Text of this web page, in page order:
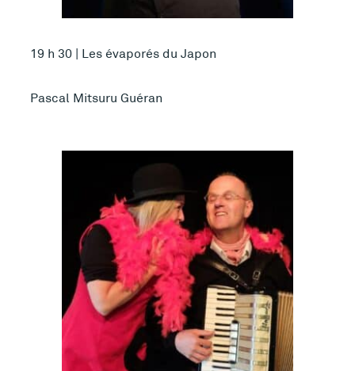
19 h 30 | Les évaporés du Japon
Pascal Mitsuru Guéran